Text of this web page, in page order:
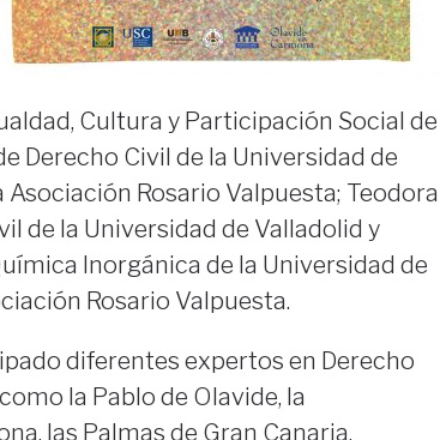
Cultura y Participación Social de
Derecho Civil de la Universidad de
Rosario Valpuesta; Teodora
de la Universidad de Valladolid y
Inorgánica de la Universidad de
Rosario Valpuesta.
diferentes expertos en Derecho
la Pablo de Olavide, la
las Palmas de Gran Canaria,